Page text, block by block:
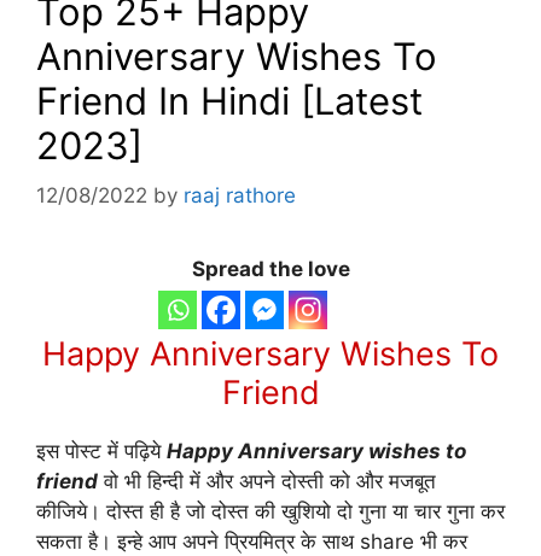
Top 25+ Happy
Anniversary Wishes To
Friend In Hindi [Latest
2023]
12/08/2022 by raaj rathore
Spread the love
Happy Anniversary Wishes To
Friend
इस पोस्ट में पढ़िये Happy Anniversary wishes to
friend वो भी हिन्दी में और अपने दोस्ती को और मजबूत
कीजिये। दोस्त ही है जो दोस्त की खुशियो दो गुना या चार गुना कर
सकता है। इन्हे आप अपने प्रियमित्र के साथ share भी कर